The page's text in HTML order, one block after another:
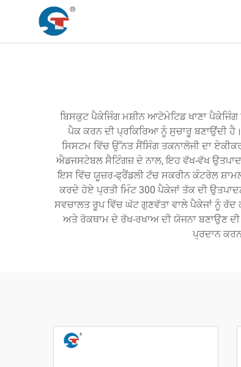
ਬਿਸਕੁਟ ਪੈਕੇਜਿੰਗ ਮਸ਼ੀਨ ਆਟੋਮੇਟਿਡ ਖਾਣਾ
ਪੈਕ ਕਰਨ ਦੀ ਪ੍ਰਕਿਰਿਆ ਨੂੰ ਸੁਚਾਰੂ ਬਣਾਉਂਦੀ
ਸਿਸਟਮ ਵਿੱਚ ਉੱਨਤ ਸੈਂਸਿੰਗ ਤਕਨਾਲੋਜੀ ਦਾ
ਐਡਜਸਟੇਬਲ ਸੈਟਿੰਗਜ਼ ਦੇ ਨਾਲ, ਇਹ ਵੱਖ-ਵੱਖ
ਇਸ ਵਿੱਚ ਯੂਜ਼ਰ-ਫ੍ਰੈਂਡਲੀ ਟੱਚ ਸਕਰੀਨ ਕੰਟਰੋਲ
ਕਰਦੇ ਹੋਏ ਪ੍ਰਤੀ ਮਿੰਟ 300 ਪੈਕੇਜਾਂ ਤੱਕ ਦੀ
ਸਵਚਾਲਤ ਰੂਪ ਵਿੱਚ ਘੱਟ ਗੁਣਵੱਤਾ ਵਾਲੇ ਪੈਕੇਜਾਂ ਨੂੰ
ਅਤੇ ਰੋਕਥਾਮ ਦੇ ਰੱਖ-ਰਖਾਅ ਦੀ ਯੋਜਨਾ ਬਣਾਉਣ
ਪ੍ਰਦਾਨ